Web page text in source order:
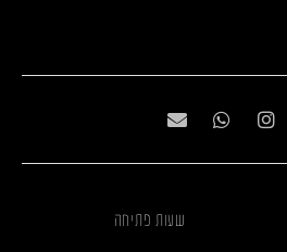
שעות פתיחה